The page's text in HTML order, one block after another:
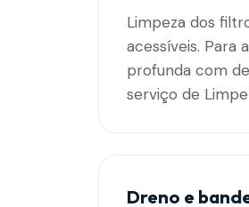
Limpeza dos
acessíveis. Para
profunda com
serviço de
Dreno e